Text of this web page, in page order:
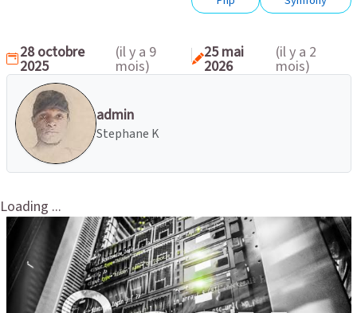
28 octobre
2025
(il y a 9
mois)
25 mai
2026
(il y a 2
mois)
admin
Stephane K
Loading ...